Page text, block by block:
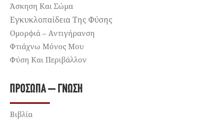
Άσκηση Και Σώμα
Εγκυκλοπαίδεια Της Φύσης
Ομορφιά – Αντιγήρανση
Φτιάχνω Μόνος Μου
Φύση Και Περιβάλλον
ΠΡΌΣΩΠΑ – ΓΝΏΣΗ
Βιβλία